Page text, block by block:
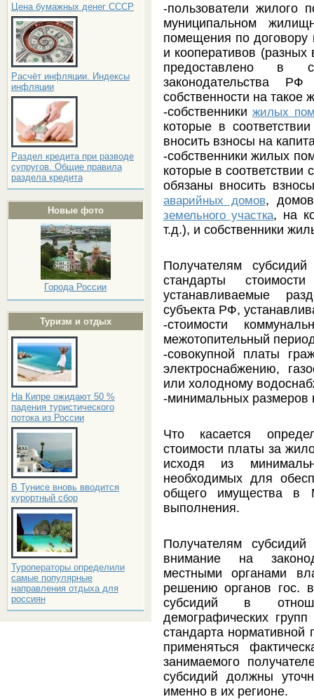
Цена бумажных денег СССР
Расчёт инфляции. Индексы
инфляции
Раздел кредита при разводе
супругов. Общие правила
раздела кредита
Новые фото
Города России
Туризм и отдых
На Кипре ожидают 50 %
падения туристического
потока из России
В Тунисе вновь вводится
курортный сбор
Туроператоры определили
самые популярные
направления отдыха для
россиян
-пользователи жилого
муниципальном
помещения по
и кооперативов
предоставлено в
законодательства
собственности на
-собственникижилых
которые в
вносить взносы на
-собственники жилых
которые в соответствии
обязаны вносить
аварийных домов,
земельного участка, на
т.д.), и собственники
Получателям
стандарты
устанавливаемые
субъекта РФ,
-стоимости
межотопительный
-совокупной платы
электроснабжению,
или холодному
-минимальных размеров
Что касается
стоимости платы за
исходя из
необходимых для
общего имущества в
выполнения.
Получателям
внимание на
местными органами
решению органов гос.
субсидий в
демографических
стандарта
применяться
занимаемого
субсидий должны
именно в их регионе.